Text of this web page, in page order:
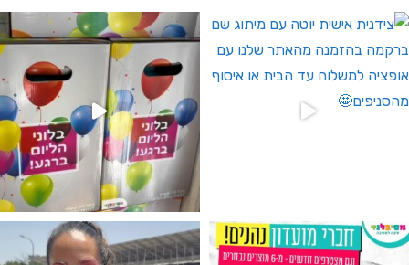
לחברי מועדון ומצטרפים חדשים🤍
מין העובר רק במסיבלנד !! קיים